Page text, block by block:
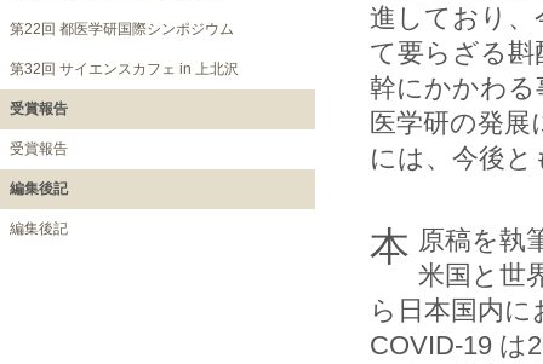
第22回 都医学研国際シンポジウム
第32回 サイエンスカフェ in 上北沢
受賞報告
受賞報告
編集後記
編集後記
進しており、
て要らざる
幹にかかわる
医学研の発
には、今後
本原稿を執筆中に新型肺炎（COVID-19）が中国から韓国・欧州・
米国と世
ら日本国内
COVID-19 は